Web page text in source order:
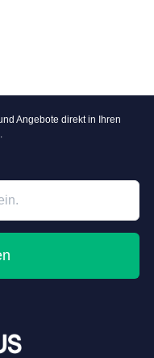
Angebote direkt in Ihren